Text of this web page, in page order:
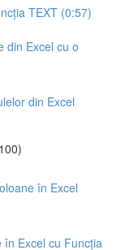
TEXT (0:57)
din Excel cu o
din Excel
în Excel
Excel cu Funcția